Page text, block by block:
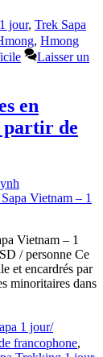
jour, Trek Sapa
, Hmong
Laisser un
en
partir de
Vietnam – 1
/ personne Ce
et encardrés par
minoritaires dans
1 jour/
francophone,